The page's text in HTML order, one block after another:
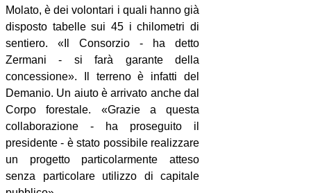
Molato, è dei volontari i quali hanno già
disposto tabelle sui 45 i chilometri di
sentiero. «Il Consorzio - ha detto
Zermani - si farà garante della
concessione». Il terreno è infatti del
Demanio. Un aiuto è arrivato anche dal
Corpo forestale. «Grazie a questa
collaborazione - ha proseguito il
presidente - è stato possibile realizzare
un progetto particolarmente atteso
senza particolare utilizzo di capitale